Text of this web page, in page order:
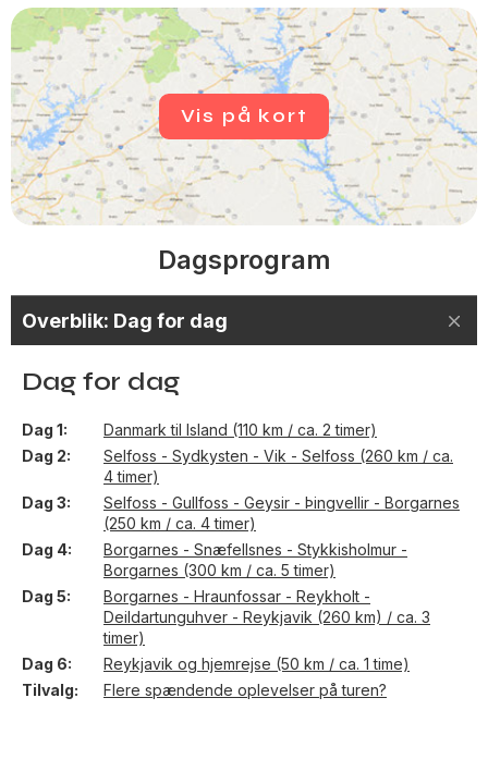
Vis på kort
Dagsprogram
Overblik: Dag for dag
Dag for dag
Dag 1
Danmark til Island (110 km / ca. 2 timer)
Dag 2
Selfoss - Sydkysten - Vik - Selfoss (260 km / ca.
4 timer)
Dag 3
Selfoss - Gullfoss - Geysir - Þingvellir - Borgarnes
(250 km / ca. 4 timer)
Dag 4
Borgarnes - Snæfellsnes - Stykkisholmur -
Borgarnes (300 km / ca. 5 timer)
Dag 5
Borgarnes - Hraunfossar - Reykholt -
Deildartunguhver - Reykjavik (260 km) / ca. 3
timer)
Dag 6
Reykjavik og hjemrejse (50 km / ca. 1 time)
Tilvalg
Flere spændende oplevelser på turen?